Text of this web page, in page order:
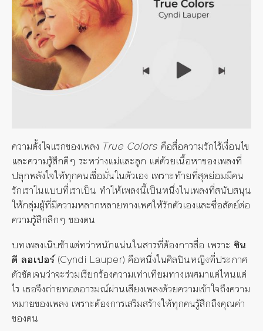
ความตั้งใจแรกของเพลง True Colors คือสื่อความรักไร้เงื่อนไข
และความรู้สึกดีๆ ระหว่างแม่และลูก แต่ด้วยเนื้อหาของเพลงที่
ปลุกพลังใจให้ทุกคนเชื่อมั่นในตัวเอง เพราะท้ายที่สุดย่อมมีคน
รักเราในแบบที่เราเป็น ทำให้เพลงนี้เป็นหนึ่งในเพลงที่สนับสนุน
ให้กลุ่มผู้ที่มีความหลากหลายทางเพศให้รักตัวเองและซื่อสัตย์ต่อ
ความรู้สึกลึกๆ ของตน
บทเพลงเนิบช้าแต่ทว่าหนักแน่นในสารที่ต้องการสื่อ เพราะ ซิน
ดี ลอเปอร์(Cyndi Lauper) คือหนึ่งในศิลปินหญิงที่ประกาศ
ตัวชัดเจนว่าจะร่วมเรียกร้องความเท่าเทียมทางเพศมาแต่ไหนแต่
ไร เธอจึงถ่ายทอดอารมณ์ผ่านเสียงเพลงด้วยความเข้าใจถึงความ
หมายของเพลง เพราะต้องการเสริมสร้างให้ทุกคนรู้สึกถึงคุณค่า
ของตน